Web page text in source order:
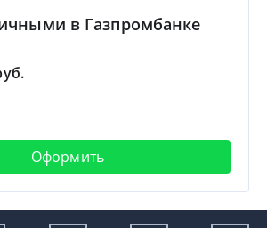
в Газпромбанке
Оформить